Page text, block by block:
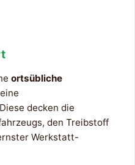
ortsübliche
decken die
den Treibstoff
Werkstatt-